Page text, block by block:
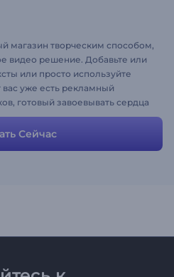
магазин творческим способом,
видео решение. Добавьте или
или просто используйте
вас уже есть рекламный
готовый завоевывать сердца
Сейчас